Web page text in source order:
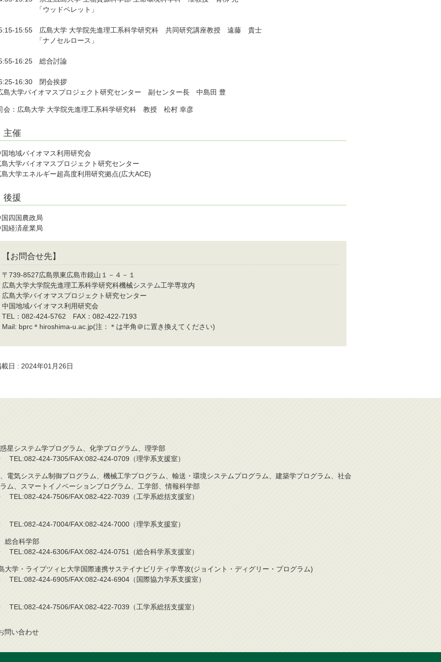
ウッドペレット」
15:55 広島大学 大学院先進理工系科学研究科 共同研究講座教授 遠藤 貴士
ナノセルロース」
16:25 総合討論
16:30 閉会挨拶
島大学バイオマスプロジェクト研究センター 副センター長 中島田 豊
会：広島大学 大学院先進理工系科学研究科 教授 松村 幸彦
主催
国地域バイオマス利用研究会
島大学バイオマスプロジェクト研究センター
島大学エネルギー超高度利用研究拠点(広大ACE)
後援
国四国農政局
国経済産業局
【お問合せ先】
〒739-8527広島県東広島市鏡山１－４－１
広島大学大学院先進理工系科学研究科機械システム工学専攻内
広島大学バイオマスプロジェクト研究センター
中国地域バイオマス利用研究会
TEL：082-424-5762 FAX：082-422-7193
Mail: bprc＊hiroshima-u.ac.jp(注：＊は半角＠に置き換えてください)
載日 : 2024年01月26日
星システム学プログラム、化学プログラム、理学部
424-7305/FAX:082-424-0709（理学系支援室）
電気システム制御プログラム、機械工学プログラム、輸送・環境システムプログラム、建築学プログラム、社会
ム、スマートイノベーションプログラム、工学部、情報科学部
424-7506/FAX:082-422-7039（工学系総括支援室）
424-7004/FAX:082-424-7000（理学系支援室）
総合科学部
424-6306/FAX:082-424-0751（総合科学系支援室）
大学・ライプツィヒ大学国際連携サステイナビリティ学専攻(ジョイント・ディグリー・プログラム)
424-6905/FAX:082-424-6904（国際協力学系支援室）
424-7506/FAX:082-422-7039（工学系総括支援室）
問い合わせ